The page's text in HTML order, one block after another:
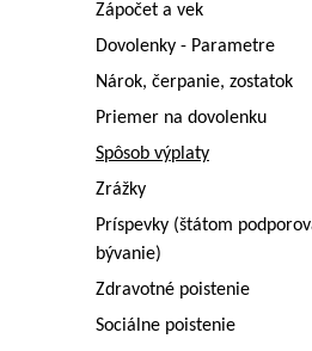
Zápočet a vek
Dovolenky - Parametre
Nárok, čerpanie, zostatok
Priemer na dovolenku
Spôsob výplaty
Zrážky
Príspevky (štátom
bývanie)
Zdravotné poistenie
Sociálne poistenie